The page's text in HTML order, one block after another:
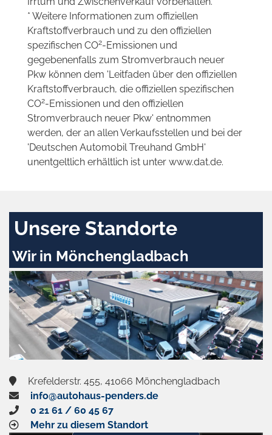
* Weitere Informationen zum offiziellen
Kraftstoffverbrauch und zu den offiziellen
spezifischen CO2-Emissionen und
gegebenenfalls zum Stromverbrauch neuer
Pkw können dem 'Leitfaden über den offiziellen
Kraftstoffverbrauch, die offiziellen spezifischen
CO2-Emissionen und den offiziellen
Stromverbrauch neuer Pkw' entnommen
werden, der an allen Verkaufsstellen und bei der
'Deutschen Automobil Treuhand GmbH'
unentgeltlich erhältlich ist unter www.dat.de.
Unsere Standorte
Wir in Mönchengladbach
Krefelderstr. 455, 41066 Mönchengladbach
info@autohaus-penders.de
0 21 61 / 60 45 67
Mehr zu diesem Standort